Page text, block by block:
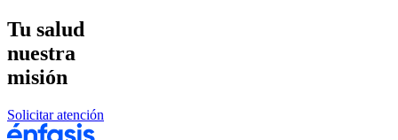
Tu salud
nuestra
misión
Solicitar atención